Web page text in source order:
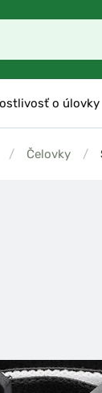
o úlovky
/ Čelovky /